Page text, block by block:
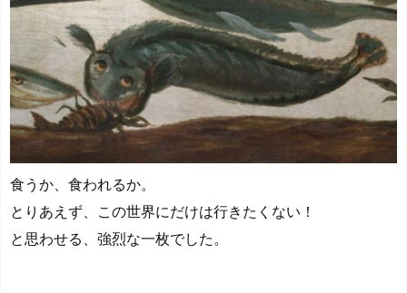
食うか、食われるか。
とりあえず、この世界にだけは行きたくない！
と思わせる、強烈な一枚でした。